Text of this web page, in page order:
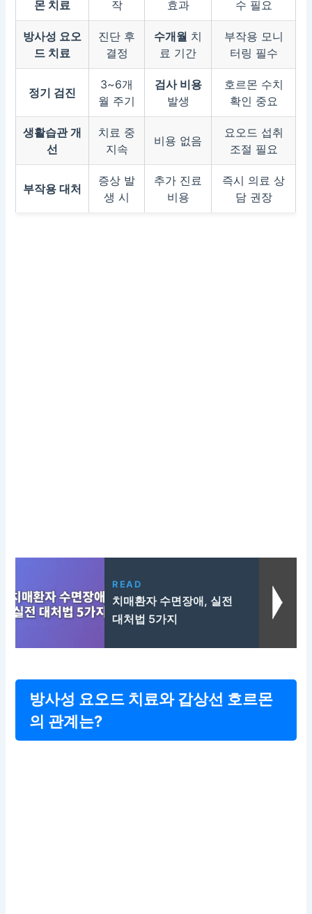
몬 치료 작 효과 수 필요
방사성 요오
드 치료
진단 후
결정
수개월 치
료 기간
부작용 모니
터링 필수
정기 검진
3~6개
월 주기
검사 비용
발생
호르몬 수치
확인 중요
생활습관 개
선
치료 중
지속
비용 없음
요오드 섭취
조절 필요
부작용 대처
증상 발
생 시
추가 진료
비용
즉시 의료 상
담 권장
READ
치매환자 수면장애, 실전
대처법 5가지
방사성 요오드 치료와 갑상선 호르몬
의 관계는?